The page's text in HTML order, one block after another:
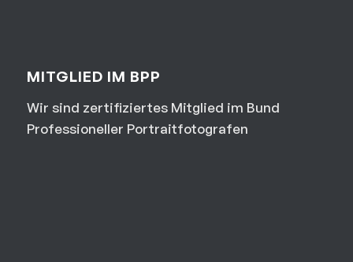
MITGLIED IM BPP
Wir sind zertifiziertes Mitglied im Bund
Professioneller Portraitfotografen